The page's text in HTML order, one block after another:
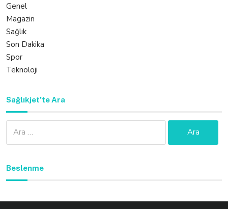
Genel
Magazin
Sağlık
Son Dakika
Spor
Teknoloji
Sağlıkjet’te Ara
Arama:
Beslenme